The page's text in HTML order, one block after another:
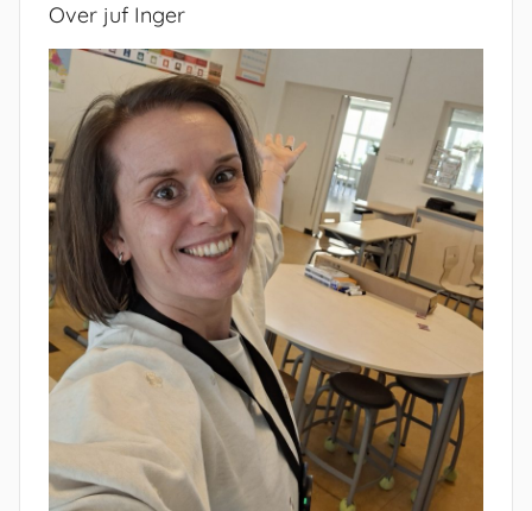
Over juf Inger